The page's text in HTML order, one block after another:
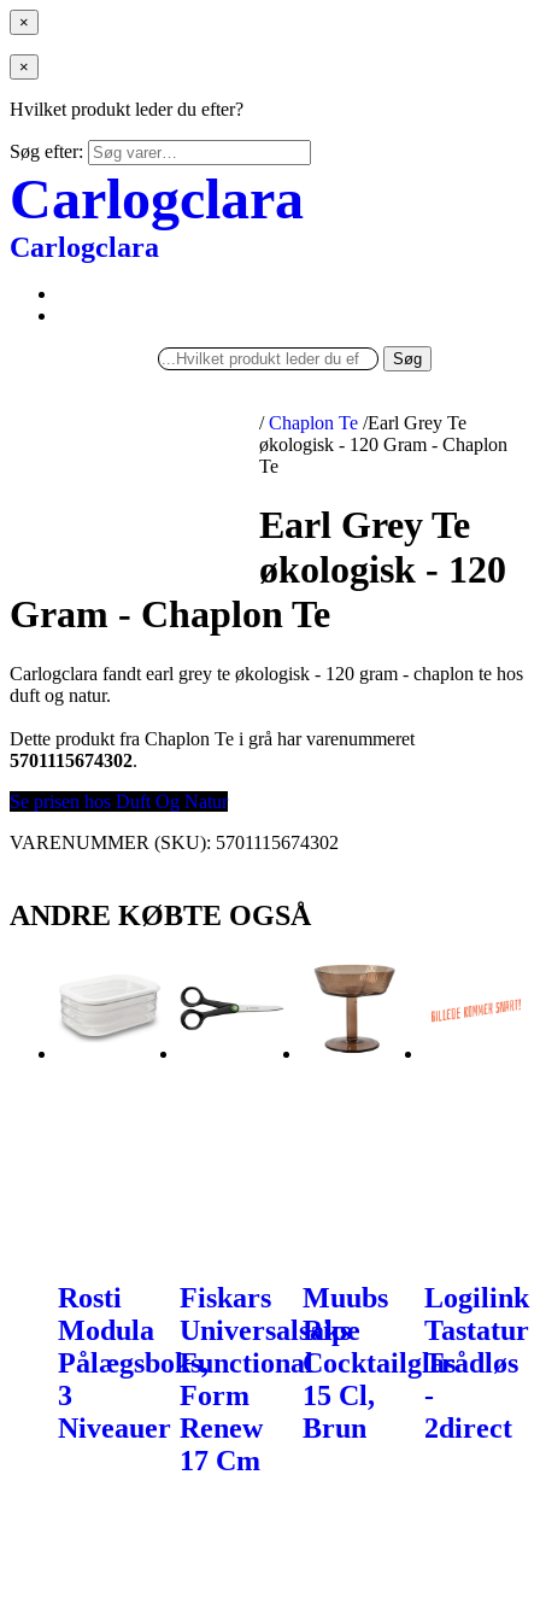
×
×
Hvilket produkt leder du efter?
Søg efter:
Carlogclara
Carlogclara
Søg
/ Chaplon Te /Earl Grey Te
økologisk - 120 Gram - Chaplon
Te
Earl Grey Te
økologisk - 120
Gram - Chaplon Te
Carlogclara fandt earl grey te økologisk - 120 gram - chaplon te hos
duft og natur.
Dette produkt fra Chaplon Te i grå har varenummeret
5701115674302.
Se prisen hos Duft Og Natur
VARENUMMER (SKU): 5701115674302
ANDRE KØBTE OGSÅ
Rosti
Modula
Pålægsboks,
3
Niveauer
Fiskars
Universalsaks
Functional
Form
Renew
17 Cm
Muubs
Ripe
Cocktailglas
15 Cl,
Brun
Logilink
Tastatur
Trådløs
-
2direct